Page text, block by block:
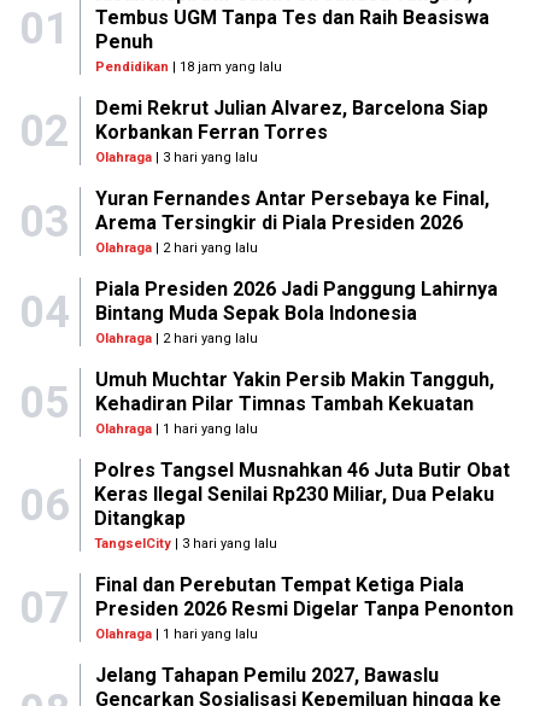
01
Tembus UGM Tanpa Tes dan Raih Beasiswa
Penuh
Pendidikan | 18 jam yang lalu
02
Demi Rekrut Julian Alvarez, Barcelona Siap
Korbankan Ferran Torres
Olahraga| 3 hari yang lalu
03
Yuran Fernandes Antar Persebaya ke Final,
Arema Tersingkir di Piala Presiden 2026
Olahraga| 2 hari yang lalu
04
Piala Presiden 2026 Jadi Panggung Lahirnya
Bintang Muda Sepak Bola Indonesia
Olahraga| 2 hari yang lalu
05
Umuh Muchtar Yakin Persib Makin Tangguh,
Kehadiran Pilar Timnas Tambah Kekuatan
Olahraga| 1 hari yang lalu
06
Polres Tangsel Musnahkan 46 Juta Butir Obat
Keras Ilegal Senilai Rp230 Miliar, Dua Pelaku
Ditangkap
TangselCity | 3 hari yang lalu
07
Final dan Perebutan Tempat Ketiga Piala
Presiden 2026 Resmi Digelar Tanpa Penonton
Olahraga| 1 hari yang lalu
Jelang Tahapan Pemilu 2027, Bawaslu
Gencarkan Sosialisasi Kepemiluan hingga ke